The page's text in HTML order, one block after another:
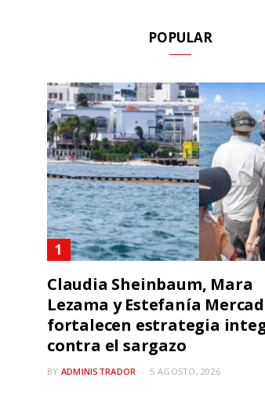
POPULAR
Claudia Sheinbaum, Mara
Lezama y Estefanía
fortalecen estrategia
contra el sargazo
BY ADMINISTRADOR 5 AGOSTO, 2026